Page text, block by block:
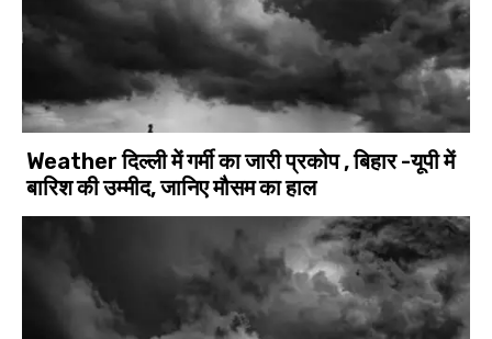
Weather दिल्ली में गर्मी का जारी प्रकोप , बिहार -यूपी में
बारिश की उम्मीद, जानिए मौसम का हाल